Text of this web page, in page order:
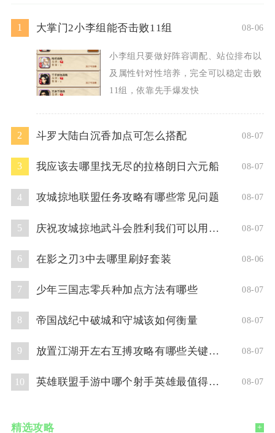
1 大掌门2小李组能否击败11组 08-06
小李组只要做好阵容调配、站位排布以
及属性针对性培养，完全可以稳定击败
11组，依靠先手爆发快
2 斗罗大陆白沉香加点可怎么搭配 08-07
3 我应该去哪里找无尽的拉格朗日六元船 08-07
4 攻城掠地联盟任务攻略有哪些常见问题 08-07
5 庆祝攻城掠地武斗会胜利我们可以用什么方式 08-07
6 在影之刃3中去哪里刷好套装 08-06
7 少年三国志零兵种加点方法有哪些 08-07
8 帝国战纪中破城和守城该如何衡量 08-07
9 放置江湖开左右互搏攻略有哪些关键技巧 08-07
10 英雄联盟手游中哪个射手英雄最值得使用 08-07
精选攻略 +